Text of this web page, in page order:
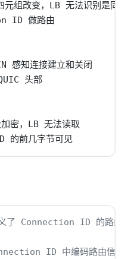
组改变，LB 无法识别是同一
ID 做路由
感知连接建立和关闭
头部
密，LB 无法读取
的前几字节可见
了 Connection ID 的路由
ID 中编码路由信息